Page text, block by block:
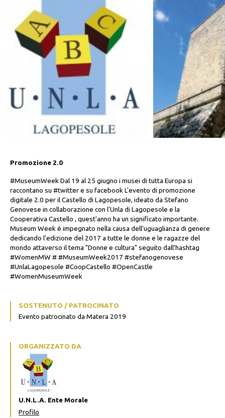
Promozione 2.0
#MuseumWeek Dal 19 al 25 giugno i musei di tutta Europa si
raccontano su #twitter e su facebook L'evento di promozione
digitale 2.0 per il Castello di Lagopesole, ideato da Stefano
Genovese in collaborazione con l'Unla di Lagopesole e la
Cooperativa Castello , quest'anno ha un significato importante.
Museum Week è impegnato nella causa dell'uguaglianza di genere
dedicando l'edizione del 2017 a tutte le donne e le ragazze del
mondo attaverso il tema "Donne e cultura" seguito dall'hashtag
#WomenMW # #MuseumWeek2017 #stefanogenovese
#UnlaLagopesole #CoopCastello #OpenCastle
#WomenMuseumWeek
SOSTENUTO / PATROCINATO
Evento patrocinato da Matera 2019
ORGANIZZATO DA
U.N.L.A. Ente Morale
Profilo